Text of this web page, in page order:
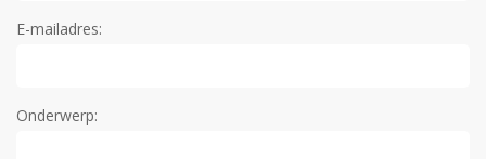
E-mailadres:
Onderwerp: